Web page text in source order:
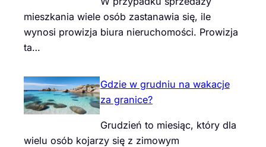
mieszkania wiele osób zastanawia się, ile
wynosi prowizja biura nieruchomości. Prowizja
ta…
Gdzie w grudniu na wakacje
za granice?
Grudzień to miesiąc, który dla
wielu osób kojarzy się z zimowym